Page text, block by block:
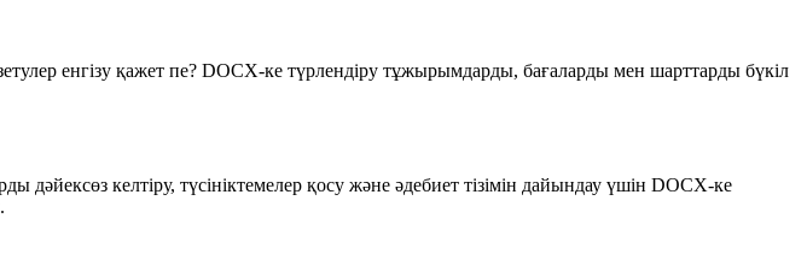
енгізу қажет пе? DOCX-ке түрлендіру тұжырымдарды, бағаларды мен шарттарды бүкіл
келтіру, түсініктемелер қосу және әдебиет тізімін дайындау үшін DOCX-ке